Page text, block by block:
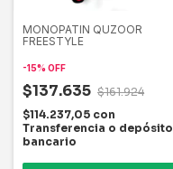
MONOPATIN QUZOOR
FREESTYLE
-15% OFF
$137.635 $161.924
$114.237,05 con
Transferencia o depósito
bancario